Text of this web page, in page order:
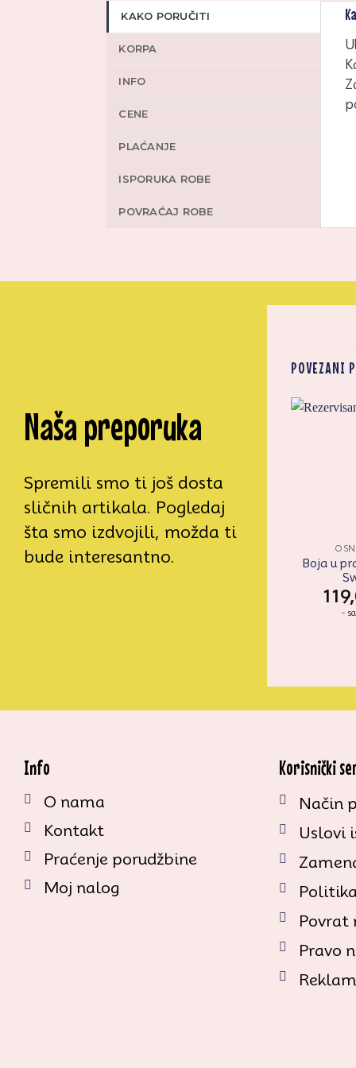
KAKO PORUČITI
KORPA
INFO
CENE
PLAĆANJE
ISPORUKA ROBE
POVRAĆAJ ROBE
Naša preporuka
Spremili smo ti još dosta
sličnih artikala. Pogledaj
šta smo izdvojili, možda ti
bude interesantno.
POVEZANI
Boja u
-
Info
O nama
Kontakt
Praćenje porudžbine
Moj nalog
Korisnički
Način
Uslovi
Povrat
Pravo